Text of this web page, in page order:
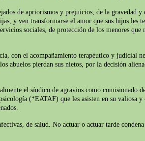
de apriorismos y prejuicios, de la gravedad
y ven transformarse el amor que sus hijos les
sociales, de protección de los menores que
con el acompañamiento terapéutico y judicial
abuelos pierdan sus nietos, por la decisión
el síndico de agravios como comisionado
(*EATAF) que les asisten en su
de salud. No actuar o actuar tarde